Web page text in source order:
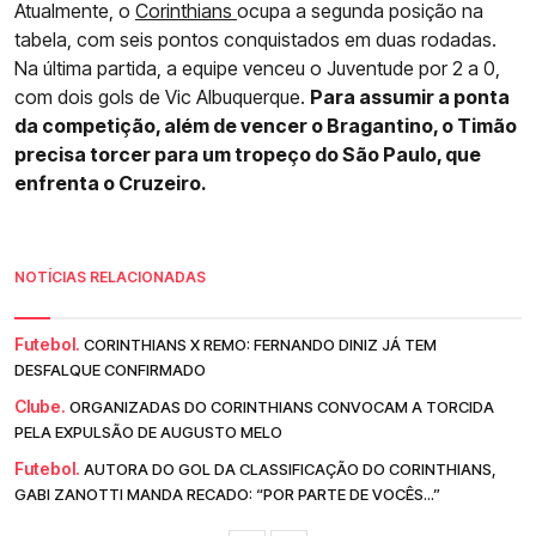
Atualmente, o Corinthians ocupa a segunda posição na
tabela, com seis pontos conquistados em duas rodadas.
Na última partida, a equipe venceu o Juventude por 2 a 0,
com dois gols de Vic Albuquerque. Para assumir a ponta
da competição, além de vencer o Bragantino, o Timão
precisa torcer para um tropeço do São Paulo, que
enfrenta o Cruzeiro.
NOTÍCIAS RELACIONADAS
Futebol. CORINTHIANS X REMO: FERNANDO DINIZ JÁ TEM
DESFALQUE CONFIRMADO
Clube. ORGANIZADAS DO CORINTHIANS CONVOCAM A TORCIDA
PELA EXPULSÃO DE AUGUSTO MELO
Futebol. AUTORA DO GOL DA CLASSIFICAÇÃO DO CORINTHIANS,
GABI ZANOTTI MANDA RECADO: “POR PARTE DE VOCÊS...”